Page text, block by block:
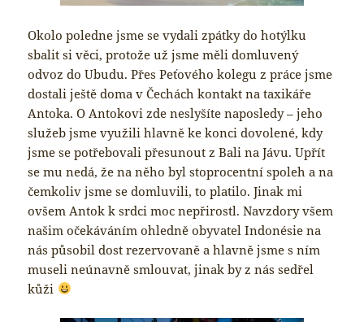
Okolo poledne jsme se vydali zpátky do hotýlku
sbalit si věci, protože už jsme měli domluvený
odvoz do Ubudu. Přes Peťového kolegu z práce jsme
dostali ještě doma v Čechách kontakt na taxikáře
Antoka. O Antokovi zde neslyšíte naposledy – jeho
služeb jsme využili hlavně ke konci dovolené, kdy
jsme se potřebovali přesunout z Bali na Jávu. Upřít
se mu nedá, že na něho byl stoprocentní spoleh a na
čemkoliv jsme se domluvili, to platilo. Jinak mi
ovšem Antok k srdci moc nepřirostl. Navzdory všem
našim očekáváním ohledně obyvatel Indonésie na
nás působil dost rezervovaně a hlavně jsme s ním
museli neúnavně smlouvat, jinak by z nás sedřel
kůži